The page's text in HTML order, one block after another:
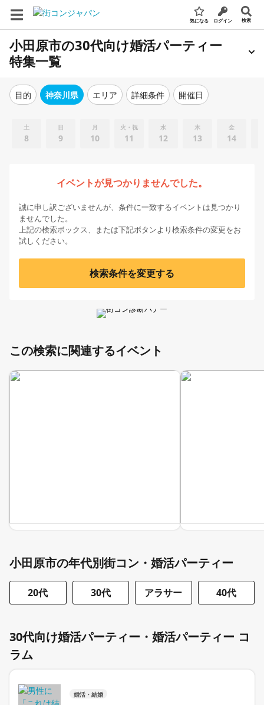
気になる ログイン 検索
小田原市の30代向け婚活パーティー
特集一覧
目的 神奈川県 エリア 詳細条件 開催日
土
8
日
9
月
10
火・祝
11
水
12
木
13
金
14
イベントが見つかりませんでした。
誠に申し訳ございませんが、条件に一致するイベントは見つかり
ませんでした。
上記の検索ボックス、または下記ボタンより検索条件の変更をお
試しください。
検索条件を変更する
この検索に関連するイベント
小田原市の年代別街コン・婚活パーティー
20代 30代 アラサー 40代
30代向け婚活パーティー・婚活パーティー コ
ラム
婚活・結婚